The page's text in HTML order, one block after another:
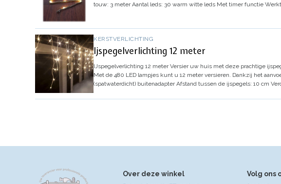
touw: 3 meter Aantal leds: 30 warm witte leds Met timer functie
KERSTVERLICHTING
Ijspegelverlichting 12 meter
IJspegelverlichting 12 meterVersier uw huis met deze prachtige
Met de 480 LED lampjes kunt u 12 meter versieren. Dankzij het
(spatwaterdicht) buitenadapter Afstand tussen de ijspegels: 10 cm
Over deze winkel Volg ons